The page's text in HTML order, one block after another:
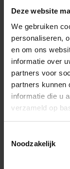
Deze website
We gebruiken
personaliseren,
en om ons
informatie over
partners voor
partners kunnen
informatie die u
verzameld op
Noodzakelijk